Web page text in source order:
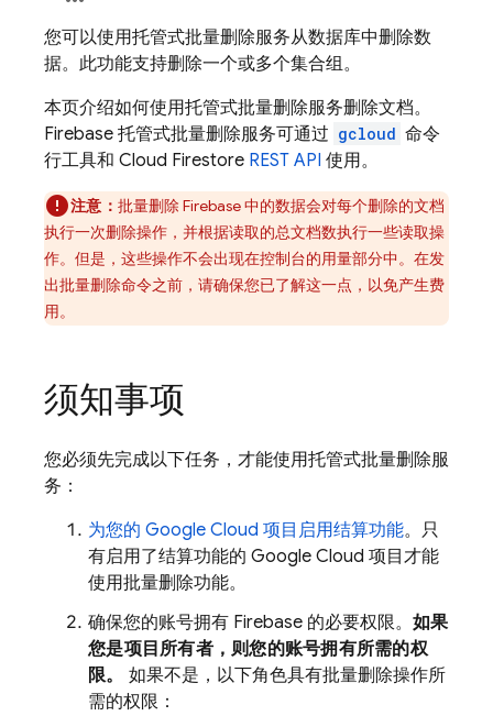
您可以使用托管式批量删除服务从数据库中删除数
据。此功能支持删除一个或多个集合组。
本页介绍如何使用托管式批量删除服务删除文档。
Firebase 托管式批量删除服务可通过 gcloud 命令
行工具和 Cloud Firestore REST API 使用。
注意： 批量删除 Firebase中的数据会对每个删除的文档
执行一次删除操作，并根据读取的总文档数执行一些读取操
作。但是，这些操作不会出现在控制台的用量部分中。在发
出批量删除命令之前，请确保您已了解这一点，以免产生费
用。
须知事项
您必须先完成以下任务，才能使用托管式批量删除服
务：
为您的 Google Cloud 项目启用结算功能。只
有启用了结算功能的 Google Cloud 项目才能
使用批量删除功能。
确保您的账号拥有 Firebase 的必要权限。 如果
您是项目所有者，则您的账号拥有所需的权
限。
如果不是，以下角色具有批量删除操作所
需的权限：